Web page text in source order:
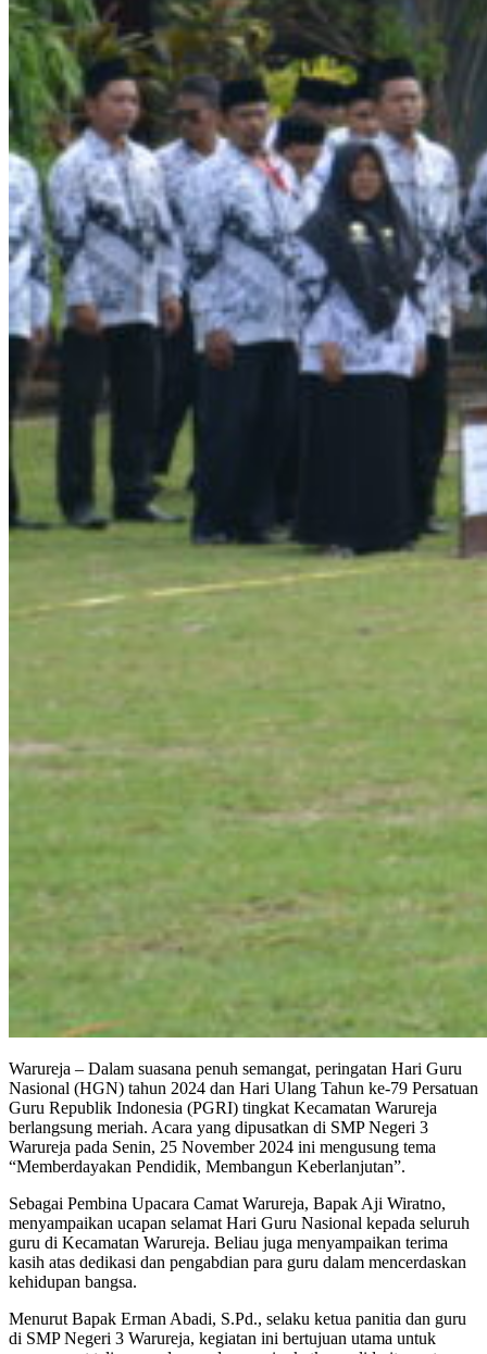
Warureja – Dalam suasana penuh semangat, peringatan Hari Guru
Nasional (HGN) tahun 2024 dan Hari Ulang Tahun ke-79 Persatuan
Guru Republik Indonesia (PGRI) tingkat Kecamatan Warureja
berlangsung meriah. Acara yang dipusatkan di SMP Negeri 3
Warureja pada Senin, 25 November 2024 ini mengusung tema
“Memberdayakan Pendidik, Membangun Keberlanjutan”.
Sebagai Pembina Upacara Camat Warureja, Bapak Aji Wiratno,
menyampaikan ucapan selamat Hari Guru Nasional kepada seluruh
guru di Kecamatan Warureja. Beliau juga menyampaikan terima
kasih atas dedikasi dan pengabdian para guru dalam mencerdaskan
kehidupan bangsa.
Menurut Bapak Erman Abadi, S.Pd., selaku ketua panitia dan guru
di SMP Negeri 3 Warureja, kegiatan ini bertujuan utama untuk